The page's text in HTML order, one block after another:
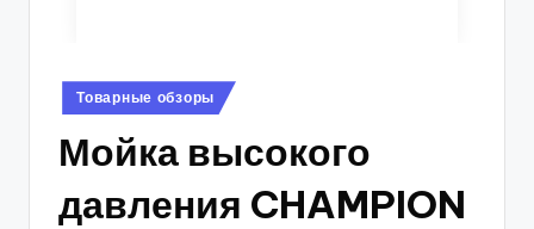
Posted
in
Товарные обзоры
Мойка высокого
давления CHAMPION